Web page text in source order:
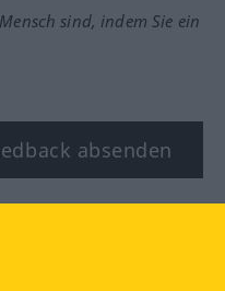
sind, indem Sie ein
absenden